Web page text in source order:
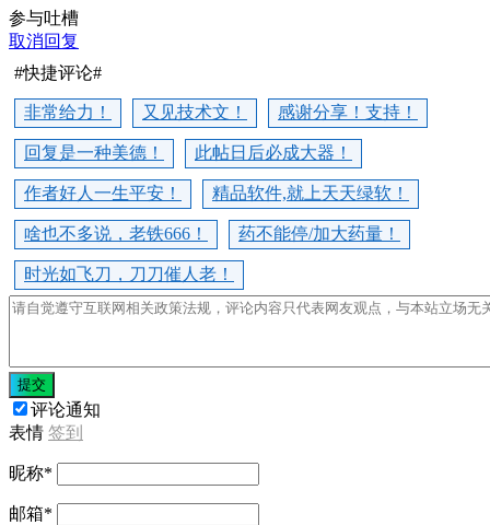
参与吐槽
取消回复
#快捷评论#
非常给力！ 又见技术文！ 感谢分享！支持！
回复是一种美德！ 此帖日后必成大器！
作者好人一生平安！ 精品软件,就上天天绿软！
啥也不多说，老铁666！ 药不能停/加大药量！
时光如飞刀，刀刀催人老！
提交
评论通知
表情 签到
昵称*
邮箱*